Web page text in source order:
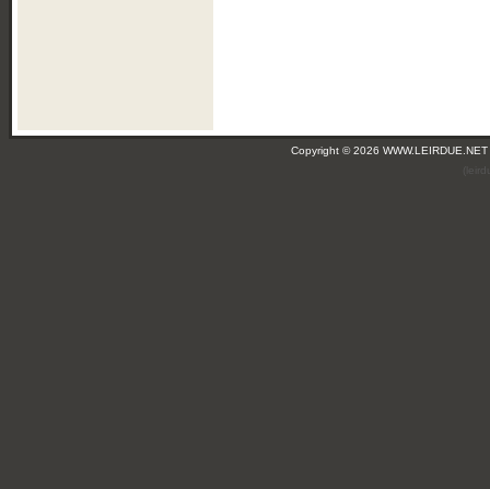
Copyright © 2026